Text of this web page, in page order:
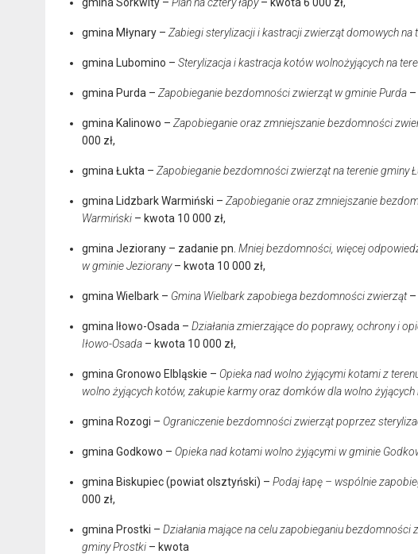
gmina Młynary – Zabiegi sterylizacji i kastracji zwierząt domowych na
gmina Lubomino – Sterylizacja i kastracja kotów wolnożyjących na
gmina Purda – Zapobieganie bezdomności zwierząt w gminie Purda –
gmina Kalinowo – Zapobieganie oraz zmniejszanie bezdomności
000 zł,
gmina Łukta – Zapobieganie bezdomności zwierząt na terenie gminy
gmina Lidzbark Warmiński – Zapobieganie oraz zmniejszanie
Warmiński – kwota 10 000 zł,
gmina Jeziorany – zadanie pn. Mniej bezdomności, więcej
w gminie Jeziorany– kwota 10 000 zł,
gmina Wielbark – Gmina Wielbark zapobiega bezdomności zwierząt–
gmina Iłowo-Osada – Działania zmierzające do poprawy, ochrony i
Iłowo-Osada – kwota 10 000 zł,
gmina Gronowo Elbląskie – Opieka nad wolno żyjącymi kotami z
wolno żyjących kotów, zakupie karmy oraz domków dla wolno
gmina Rozogi – Ograniczenie bezdomności zwierząt poprzez
gmina Godkowo – Opieka nad kotami wolno żyjącymi w gminie
gmina Biskupiec (powiat olsztyński) – Podaj łapę – wspólnie
000 zł,
gmina Prostki – Działania mające na celu zapobieganiu
gminy Prostki – kwota